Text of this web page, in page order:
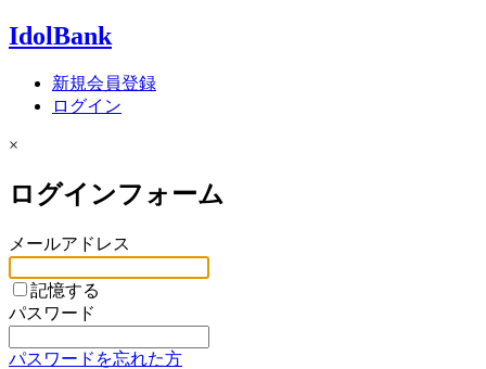
IdolBank
新規会員登録
ログイン
×
ログインフォーム
メールアドレス
記憶する
パスワード
パスワードを忘れた方